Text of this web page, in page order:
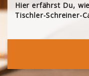
Hier erfährst Du,
Tischler-Schreiner-